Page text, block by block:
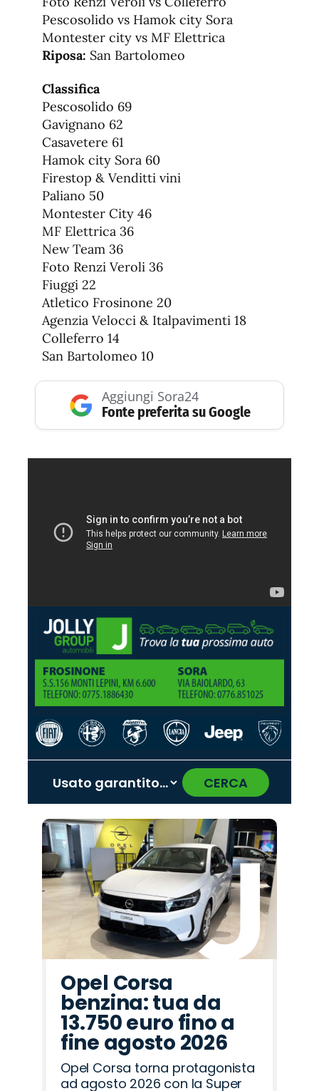
Pescosolido vs Hamok city Sora
Montester city vs MF Elettrica
Riposa: San Bartolomeo
Classifica
Pescosolido 69
Gavignano 62
Casavetere 61
Hamok city Sora 60
Firestop & Venditti vini
Paliano 50
Montester City 46
MF Elettrica 36
New Team 36
Foto Renzi Veroli 36
Fiuggi 22
Atletico Frosinone 20
Agenzia Velocci & Italpavimenti 18
Colleferro 14
San Bartolomeo 10
Aggiungi Sora24
Fonte preferita su Google
CERCA
Promo
Mazda
Promo
Cupra
Promo
Citroën
Promo
Fiat
Promo
Jeep
Promo
Omoda
Promo
Abarth
Promo
Seat
Promo
Land
Rover
Promo
Jaecoo
Promo
Peugeot
Promo
Alfa
Romeo
Promo
Hyundai
Promo
Lancia
Promo
Opel
‹ ›
Opel Corsa
benzina: tua da
13.750 euro fino a
fine agosto 2026
Opel Corsa torna protagonista
ad agosto 2026 con la Super